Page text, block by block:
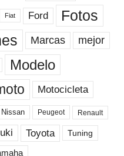
Fiat Ford Fotos
Marcas mejor
Modelo
Motocicleta
Nissan Peugeot Renault
Toyota Tuning